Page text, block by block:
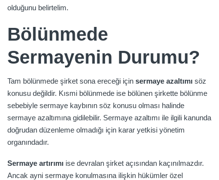
olduğunu belirtelim.
Bölünmede
Sermayenin Durumu?
Tam bölünmede şirket sona ereceği için sermaye azaltımı söz
konusu değildir. Kısmi bölünmede ise bölünen şirkette bölünme
sebebiyle sermaye kaybının söz konusu olması halinde
sermaye azaltımına gidilebilir. Sermaye azaltımı ile ilgili kanunda
doğrudan düzenleme olmadığı için karar yetkisi yönetim
organındadır.
Sermaye artırımı ise devralan şirket açısından kaçınılmazdır.
Ancak ayni sermaye konulmasına ilişkin hükümler özel